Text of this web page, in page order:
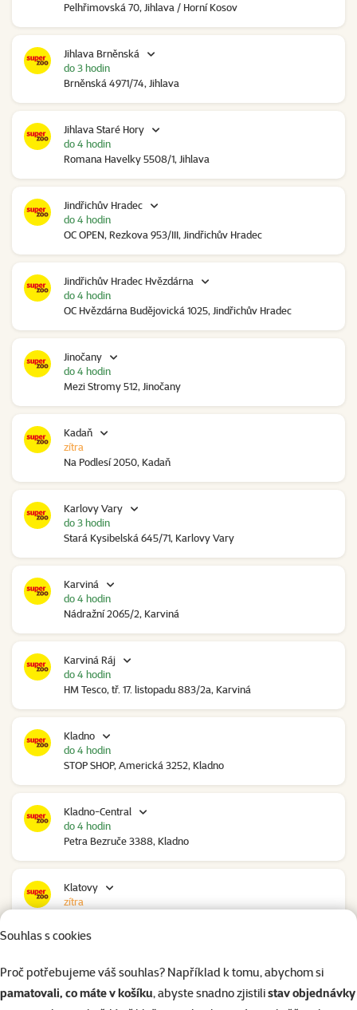
Souhlas s cookies
Proč potřebujeme váš souhlas? Například k tomu, abychom si
pamatovali, co máte v košíku, abyste snadno zjistilistav objednávky
Pelhřimovská 70, Jihlava / Horní Kosov
Jihlava Brněnská
Brněnská 4971/74, Jihlava
do 3 hodin
Jihlava Staré Hory
Romana Havelky 5508/1, Jihlava
do 4 hodin
Jindřichův Hradec
OC OPEN, Rezkova 953/III, Jindřichův Hradec
do 4 hodin
Jindřichův Hradec Hvězdárna
OC Hvězdárna Budějovická 1025, Jindřichův Hradec
do 4 hodin
Jinočany
Mezi Stromy 512, Jinočany
do 4 hodin
Kadaň
Na Podlesí 2050, Kadaň
zítra
Karlovy Vary
Stará Kysibelská 645/71, Karlovy Vary
do 3 hodin
Karviná
Nádražní 2065/2, Karviná
do 4 hodin
Karviná Ráj
HM Tesco, tř. 17. listopadu 883/2a, Karviná
do 4 hodin
Kladno
STOP SHOP, Americká 3252, Kladno
do 4 hodin
Kladno-Central
Petra Bezruče 3388, Kladno
do 4 hodin
Klatovy
zítra
Polepská 979, Kolín
do 3 hodin